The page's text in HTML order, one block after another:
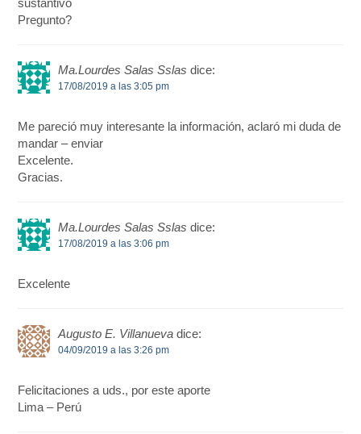
Pregunto?
Ma.Lourdes Salas Sslas dice:
17/08/2019 a las 3:05 pm
Me pareció muy interesante la información, aclaró mi duda de
mandar – enviar
Excelente.
Gracias.
Ma.Lourdes Salas Sslas dice:
17/08/2019 a las 3:06 pm
Excelente
Augusto E. Villanueva dice:
04/09/2019 a las 3:26 pm
Felicitaciones a uds., por este aporte
Lima – Perú